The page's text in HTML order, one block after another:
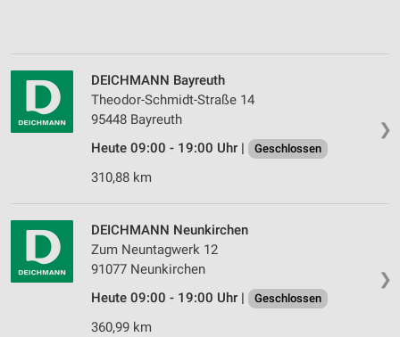
❯
DEICHMANN Bayreuth
Theodor-Schmidt-Straße 14
95448 Bayreuth
Heute 09:00 - 19:00 Uhr |
Geschlossen
310,88 km
❯
DEICHMANN Neunkirchen
Zum Neuntagwerk 12
91077 Neunkirchen
Heute 09:00 - 19:00 Uhr |
Geschlossen
360,99 km